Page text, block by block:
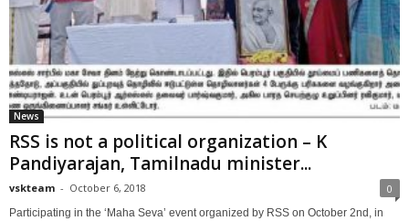
News
RSS is not a political organization – K
Pandiyarajan, Tamilnadu minister...
vskteam - October 6, 2018 0
Participating in the ‘Maha Seva’ event organized by RSS on October 2nd, in